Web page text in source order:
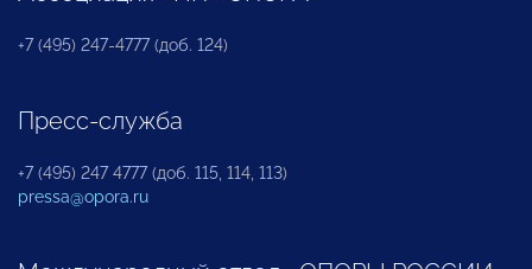
+7 (495) 247-4777 (доб. 124)
Пресс-служба
+7 (495) 247 4777 (доб. 115, 114, 113)
pressa@opora.ru